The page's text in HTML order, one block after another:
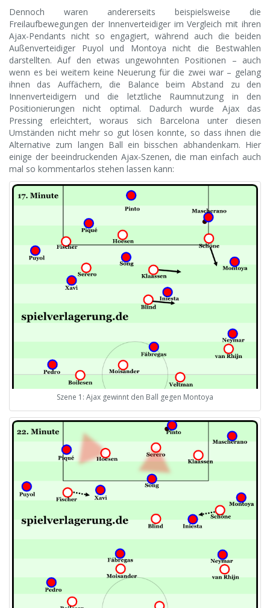
Dennoch waren andererseits beispielsweise die
Freilaufbewegungen der Innenverteidiger im Vergleich mit ihren
Ajax-Pendants nicht so engagiert, während auch die beiden
Außenverteidiger Puyol und Montoya nicht die Bestwahlen
darstellten. Auf den etwas ungewohnten Positionen – auch
wenn es bei weitem keine Neuerung für die zwei war – gelang
ihnen das Auffächern, die Balance beim Abstand zu den
Innenverteidigern und die letztliche Raumnutzung in den
Positionierungen nicht optimal. Dadurch wurde Ajax das
Pressing erleichtert, woraus sich Barcelona unter diesen
Umständen nicht mehr so gut lösen konnte, so dass ihnen die
Alternative zum langen Ball ein bisschen abhandenkam. Hier
einige der beeindruckenden Ajax-Szenen, die man einfach auch
mal so kommentarlos stehen lassen kann:
Szene 1: Ajax gewinnt den Ball gegen Montoya